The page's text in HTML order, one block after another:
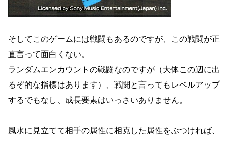
そしてこのゲームには戦闘もあるのですが、この戦闘が正
直言って面白くない。
ランダムエンカウントの戦闘なのですが（大体この辺に出
るぞ的な指標はあります）、戦闘と言ってもレベルアップ
するでもなし、成長要素はいっさいありません。
風水に見立てて相手の属性に相克した属性をぶつければ、